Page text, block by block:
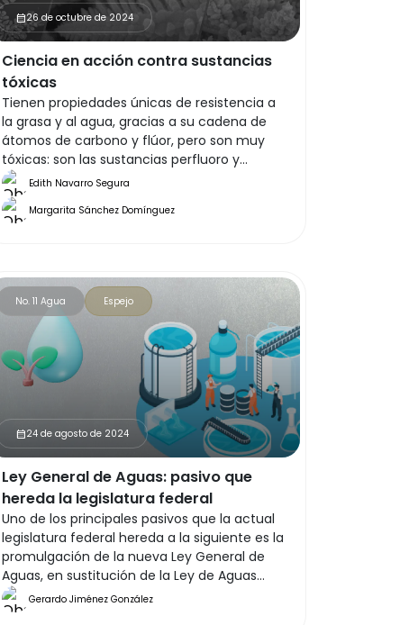
calendar_month26 de octubre de 2024
Ciencia en acción contra sustancias
tóxicas
Tienen propiedades únicas de resistencia a
la grasa y al agua, gracias a su cadena de
átomos de carbono y flúor, pero son muy
tóxicas: son las sustancias perfluoro y
polifluoroalquiladas (PFAS, por sus siglas en
inglés). Como el enlace carbono-flúor es
extremadamente fuerte, las PFAS no se
de ahí el mote “forever chemicals” o
“químicos para siempre”. La persistencia es
percibida como una propiedad menos
peligrosa que la toxicidad, pero a mediano y
largo plazo es un factor crítico para que los
problemas de contaminación se salgan de
control1 (ver Figura 1).
Edith Navarro Segura
Margarita Sánchez Domínguez
No. 11 Agua Espejo
calendar_month24 de agosto de 2024
Ley General de Aguas: pasivo que
hereda la legislatura federal
Uno de los principales pasivos que la actual
legislatura federal hereda a la siguiente es la
promulgación de la nueva Ley General de
Aguas, en sustitución de la Ley de Aguas
Nacionales de 1992.
Gerardo Jiménez González